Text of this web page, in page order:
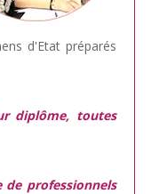
d'Etat préparés
diplôme, toutes
de professionnels